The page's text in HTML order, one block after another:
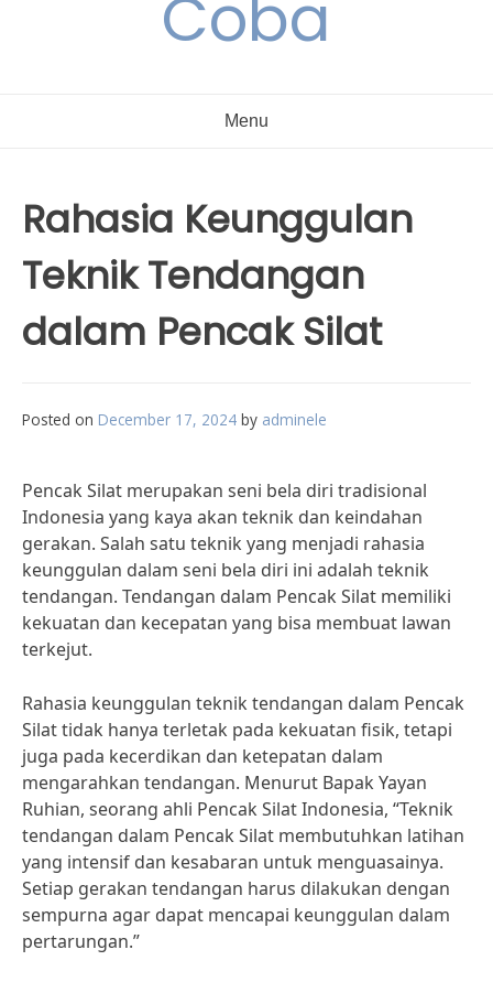
Coba
Menu
Rahasia Keunggulan
Teknik Tendangan
dalam Pencak Silat
Posted on December 17, 2024 by adminele
Pencak Silat merupakan seni bela diri tradisional
Indonesia yang kaya akan teknik dan keindahan
gerakan. Salah satu teknik yang menjadi rahasia
keunggulan dalam seni bela diri ini adalah teknik
tendangan. Tendangan dalam Pencak Silat memiliki
kekuatan dan kecepatan yang bisa membuat lawan
terkejut.
Rahasia keunggulan teknik tendangan dalam Pencak
Silat tidak hanya terletak pada kekuatan fisik, tetapi
juga pada kecerdikan dan ketepatan dalam
mengarahkan tendangan. Menurut Bapak Yayan
Ruhian, seorang ahli Pencak Silat Indonesia, “Teknik
tendangan dalam Pencak Silat membutuhkan latihan
yang intensif dan kesabaran untuk menguasainya.
Setiap gerakan tendangan harus dilakukan dengan
sempurna agar dapat mencapai keunggulan dalam
pertarungan.”